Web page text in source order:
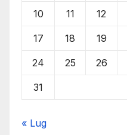
10 11 12
17 18 19
24 25 26
31
« Lug